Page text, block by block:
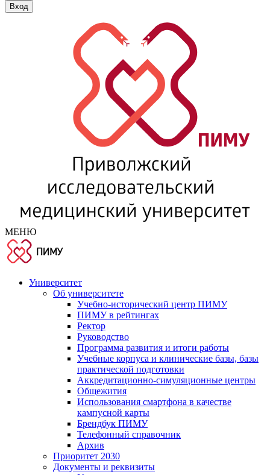
Вход
МЕНЮ
Университет
Об университете
Учебно-исторический центр ПИМУ
ПИМУ в рейтингах
Ректор
Руководство
Программа развития и итоги работы
Учебные корпуса и клинические базы, базы
практической подготовки
Аккредитационно-симуляционные центры
Общежития
Использования смартфона в качестве
кампусной карты
Брендбук ПИМУ
Телефонный справочник
Архив
Приоритет 2030
Документы и реквизиты